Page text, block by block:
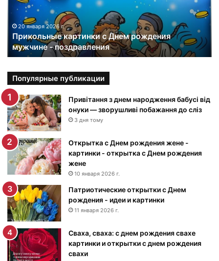
к
т
и
н
к
и
с
Д
н
м
р
о
ж
д
е
н
и
20 января 2026 г.
Прикольные картинки с Днем рождения
мужчине - поздравления
Популярные публикации
Привітання з днем народження бабусі від
онуки — зворушливі побажання до сліз
3 дня тому
Открытка с Днем рождения жене -
картинки - открытка с Днем рождения
жене
10 января 2026 г.
Патриотические открытки с Днем
рождения - идеи и картинки
11 января 2026 г.
Сваха, сваха: с днем рождения свахе
картинки и открытки с днем рождения
свахи